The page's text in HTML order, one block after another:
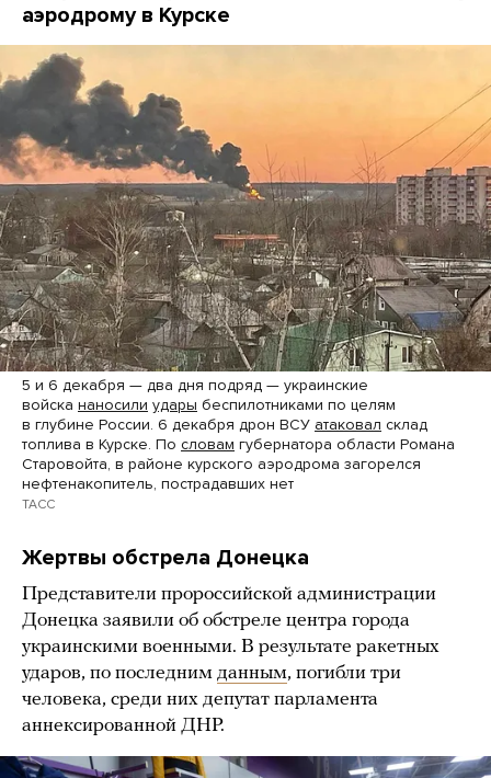
аэродрому в Курске
5 и 6 декабря — два дня подряд — украинские
войска наносили удары беспилотниками по целям
в глубине России. 6 декабря дрон ВСУ атаковал склад
топлива в Курске. По словам губернатора области Романа
Старовойта, в районе курского аэродрома загорелся
нефтенакопитель, пострадавших нет
ТАСС
Жертвы обстрела Донецка
Представители пророссийской администрации
Донецка заявили об обстреле центра города
украинскими военными. В результате ракетных
ударов, по последним данным, погибли три
человека, среди них депутат парламента
аннексированной ДНР.